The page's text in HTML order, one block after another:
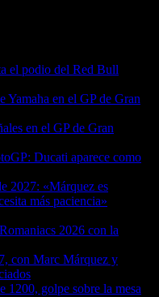
el podio del Red Bull
Yamaha en el GP de Gran
en el GP de Gran
Ducati aparece como
2027: «Márquez es
más paciencia»
2026 con la
con Marc Márquez y
golpe sobre la mesa